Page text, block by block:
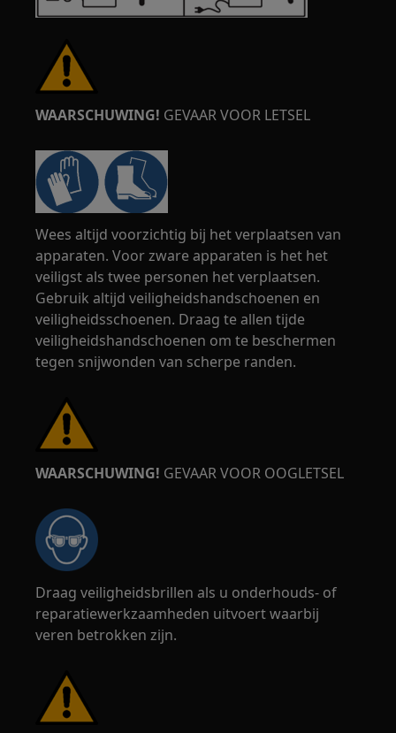
WAARSCHUWING! GEVAAR VOOR LETSEL
Wees altijd voorzichtig bij het verplaatsen van
apparaten. Voor zware apparaten is het het
veiligst als twee personen het verplaatsen.
Gebruik altijd veiligheidshandschoenen en
veiligheidsschoenen. Draag te allen tijde
veiligheidshandschoenen om te beschermen
tegen snijwonden van scherpe randen.
WAARSCHUWING! GEVAAR VOOR OOGLETSEL
Draag veiligheidsbrillen als u onderhouds- of
reparatiewerkzaamheden uitvoert waarbij
veren betrokken zijn.